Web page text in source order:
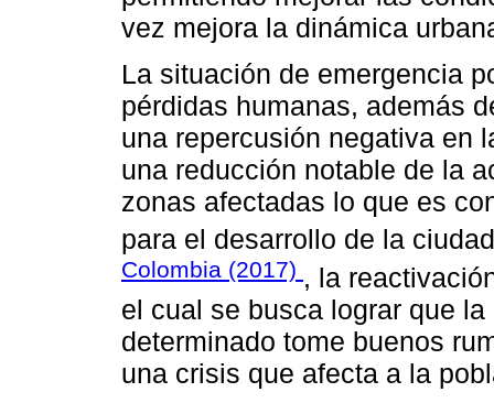
vez mejora la dinámica
La situación de emergencia
pérdidas humanas, además
una repercusión negativa en
una reducción notable de la
zonas afectadas lo que es
para el desarrollo de la
Colombia (2017) , la
el cual se busca lograr que
determinado tome buenos
una crisis que afecta a la